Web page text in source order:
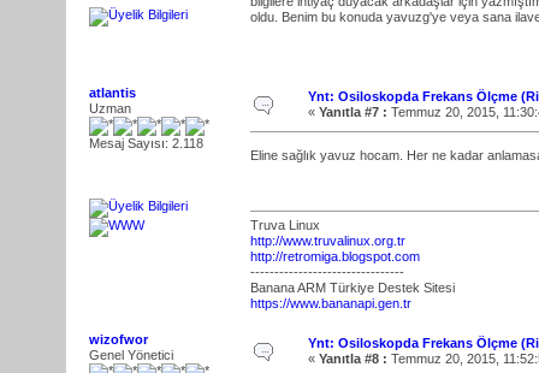
oldu. Benim bu konuda yavuzg'ye veya sana
atlantis
Uzman
Mesaj Sayısı: 2.118
Ynt: Osiloskopda Frekans Ölçme
« Yanıtla #7 : Temmuz 20, 2015,
Eline sağlık yavuz hocam. Her ne kadar
Truva Linux
http://www.truvalinux.org.tr
http://retromiga.blogspot.com
--------------------------------
Banana ARM Türkiye Destek Sitesi
https://www.bananapi.gen.tr
wizofwor
Genel Yönetici
Ynt: Osiloskopda Frekans Ölçme
« Yanıtla #8 : Temmuz 20, 2015,